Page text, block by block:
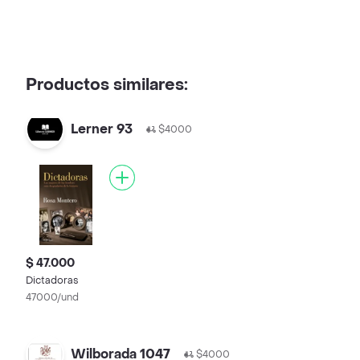
Productos similares:
Lerner 93 $4000
$ 47.000
Dictadoras
47000/und
Wilborada 1047 $4000